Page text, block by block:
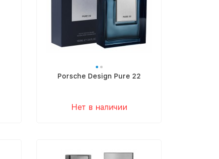
Porsche Design Pure 22
Нет в наличии